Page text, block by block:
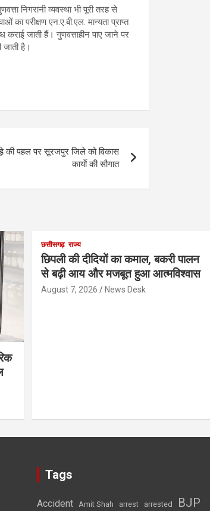
निगरानी व्यवस्था भी पूरी तरह से
का परीक्षण एन.ए.बी.एल. मान्यता प्राप्त
जाती हैं। गुणवत्ताहीन पाए जाने पर
जाती है।
की पहल पर सूरजपुर जिले को विकास
कार्याे की सौगात
छत्तीसगढ़ राज्य
छिपली की दीदियों का कमाल, बकरी पालन
से बढ़ी आय और मजबूत हुआ आत्मविश्वास
August 7, 2026 News Desk
Tags
Accident Amit Shah arrest arrested BJP